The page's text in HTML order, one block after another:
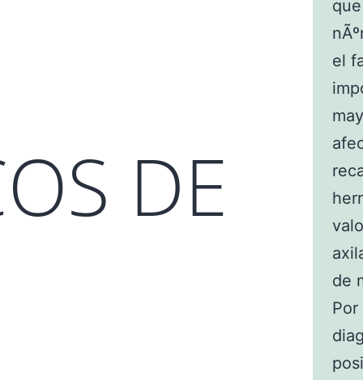
DE
el
de